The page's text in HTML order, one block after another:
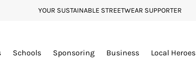
YOUR SUSTAINABLE STREETWEAR SUPPORTER
Schools Sponsoring Business Local Heroes